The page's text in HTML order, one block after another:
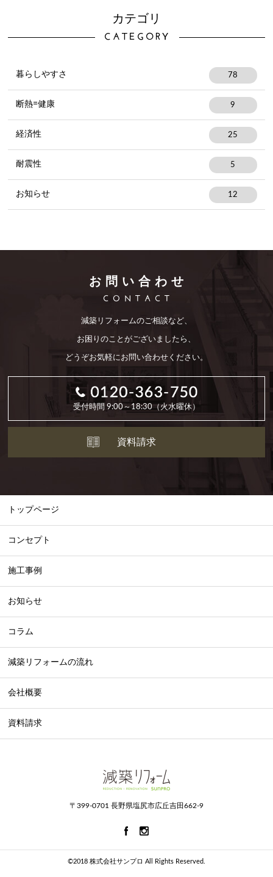
カテゴリ
CATEGORY
暮らしやすさ 78
断熱=健康 9
経済性 25
耐震性 5
お知らせ 12
お問い合わせ
CONTACT
減築リフォームのご相談など、
お困りのことがございましたら、
どうぞお気軽にお問い合わせください。
受付時間 9:00～18:30（火水曜休）
資料請求
トップページ
コンセプト
施工事例
お知らせ
コラム
減築リフォームの流れ
会社概要
資料請求
〒399-0701 長野県塩尻市広丘吉田662-9
©2018 株式会社サンプロ All Rights Reserved.